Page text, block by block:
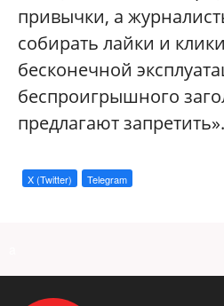
привычки, а
собирать лайки и
бесконечной
беспроигрышного
предлагают запретить».
X (Twitter) Telegram